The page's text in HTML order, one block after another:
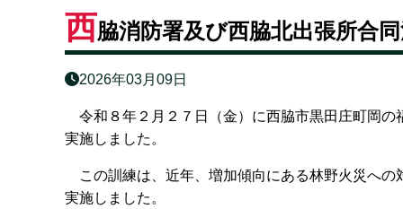
西脇消防署及び西脇北出張所合
2026年03月09日
令和８年２月２７日（金）に西脇市黒田庄町岡の
実施しました。
この訓練は、近年、増加傾向にある林野火災への
実施しました。